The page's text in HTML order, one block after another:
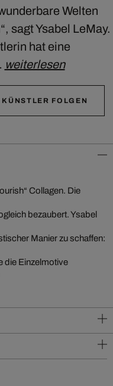
Welten
sagt Ysabel LeMay.
hat eine
weiterlesen
KÜNSTLER FOLGEN
Collagen. Die
bezaubert. Ysabel
Manier zu schaffen:
die Einzelmotive